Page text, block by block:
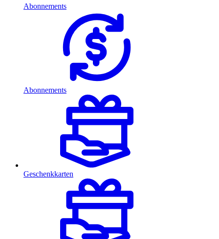
Abonnements
Abonnements
Geschenkkarten